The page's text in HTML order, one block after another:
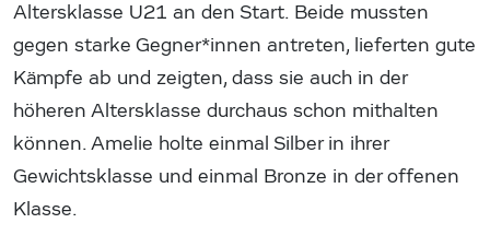
Altersklasse U21 an den Start. Beide mussten
gegen starke Gegner*innen antreten, lieferten gute
Kämpfe ab und zeigten, dass sie auch in der
höheren Altersklasse durchaus schon mithalten
können. Amelie holte einmal Silber in ihrer
Gewichtsklasse und einmal Bronze in der offenen
Klasse.